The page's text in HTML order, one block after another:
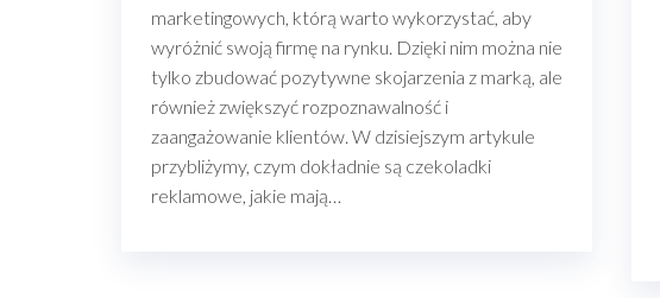
marketingowych, którą warto wykorzystać, aby
wyróżnić swoją firmę na rynku. Dzięki nim można nie
tylko zbudować pozytywne skojarzenia z marką, ale
również zwiększyć rozpoznawalność i
zaangażowanie klientów. W dzisiejszym artykule
przybliżymy, czym dokładnie są czekoladki
reklamowe, jakie mają…